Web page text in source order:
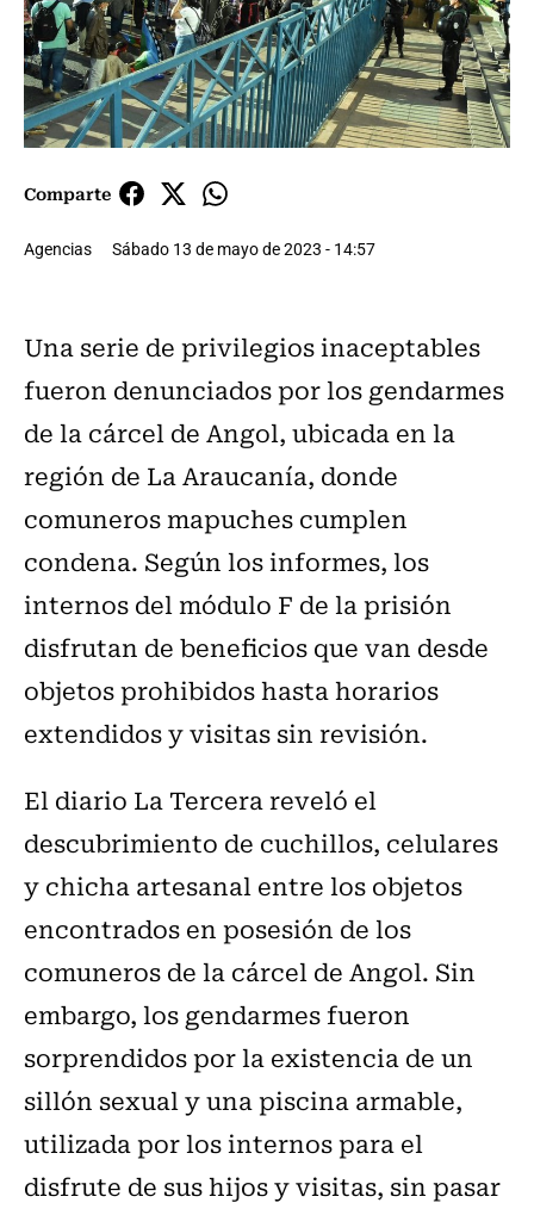
Comparte
Agencias Sábado 13 de mayo de 2023 - 14:57
Una serie de privilegios inaceptables
fueron denunciados por los gendarmes
de la cárcel de Angol, ubicada en la
región de La Araucanía, donde
comuneros mapuches cumplen
condena. Según los informes, los
internos del módulo F de la prisión
disfrutan de beneficios que van desde
objetos prohibidos hasta horarios
extendidos y visitas sin revisión.
El diario La Tercera reveló el
descubrimiento de cuchillos, celulares
y chicha artesanal entre los objetos
encontrados en posesión de los
comuneros de la cárcel de Angol. Sin
embargo, los gendarmes fueron
sorprendidos por la existencia de un
sillón sexual y una piscina armable,
utilizada por los internos para el
disfrute de sus hijos y visitas, sin pasar